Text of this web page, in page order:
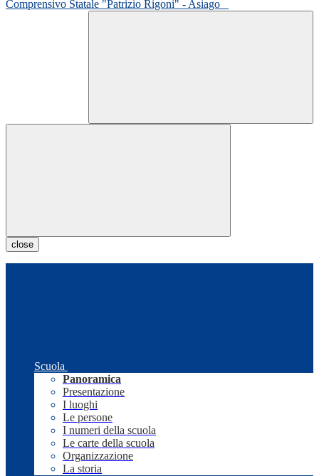
Comprensivo Statale "Patrizio Rigoni" - Asiago
close
Scuola
Panoramica
Presentazione
I luoghi
Le persone
I numeri della scuola
Le carte della scuola
Organizzazione
La storia